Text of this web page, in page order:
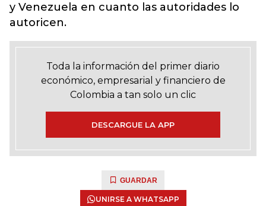
y Venezuela en cuanto las autoridades lo
autoricen.
Toda la información del primer diario
económico, empresarial y financiero de
Colombia a tan solo un clic
DESCARGUE LA APP
GUARDAR
UNIRSE A WHATSAPP